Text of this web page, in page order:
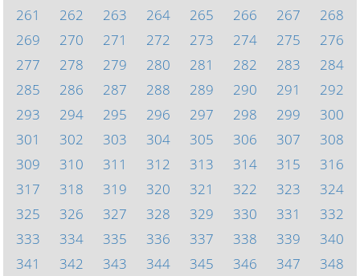
261
262 263 264 265 266 267
268
269
270 271 272 273 274 275
276
277
278 279 280 281 282 283
284
285
286 287 288 289 290 291
292
293
294 295 296 297 298 299
300
301
302 303 304 305 306 307
308
309
310 311 312 313 314 315
316
317
318 319 320 321 322 323
324
325
326 327 328 329 330 331
332
333
334 335 336 337 338 339
340
341
342 343 344 345 346 347
348